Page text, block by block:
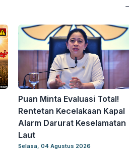
Puan Minta Evaluasi Total!
Rentetan Kecelakaan Kapal
Alarm Darurat Keselamatan
Laut
Selasa, 04 Agustus 2026